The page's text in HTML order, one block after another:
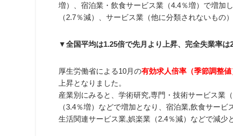
増）、宿泊業・飲食サービス業（4.4％増）で増加
（2.7％減）、サービス業（他に分類されないもの
▼全国平均は1.25倍で先月より上昇、完全失業率は
厚生労働省による10月の有効求人倍率（季節調整
上昇となりました。
産業別にみると、学術研究,専門・技術サービス業
（3.4％増）などで増加となり、宿泊業,飲食サービ
生活関連サービス業,娯楽業（2.4％減）などで減少